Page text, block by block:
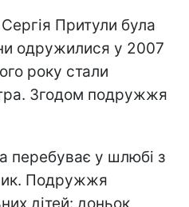
Притули була
одружилися у 2007
року стали
Згодом подружжя
перебуває у шлюбі з
Подружжя
дітей: доньок